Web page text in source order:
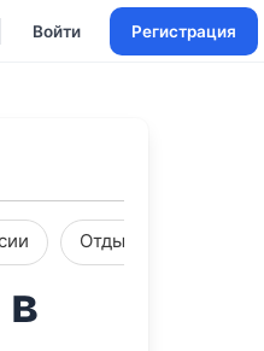
Войти Регистрация
Отдых с партнером